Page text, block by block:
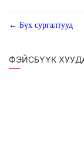
Бүх сургалтууд
ФЭЙСБҮҮК